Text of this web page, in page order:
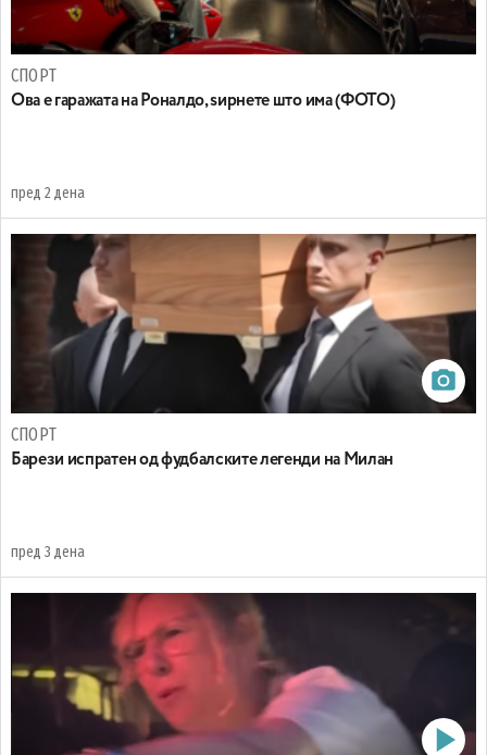
СПОРТ
Ова е гаражата на Роналдо, ѕирнете што има (ФОТО)
пред 2 дена
СПОРТ
Барези испратен од фудбалските легенди на Милан
пред 3 дена